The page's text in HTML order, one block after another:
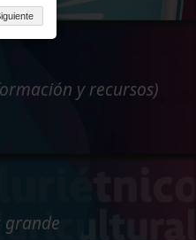
y recursos)
grande